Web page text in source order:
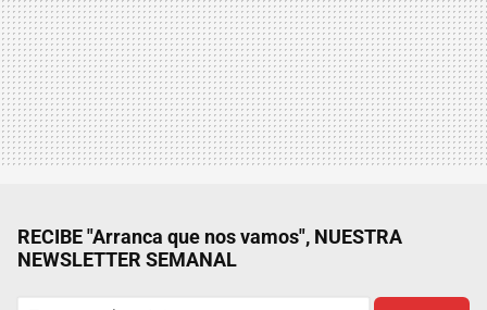
RECIBE "Arranca que nos vamos", NUESTRA
NEWSLETTER SEMANAL